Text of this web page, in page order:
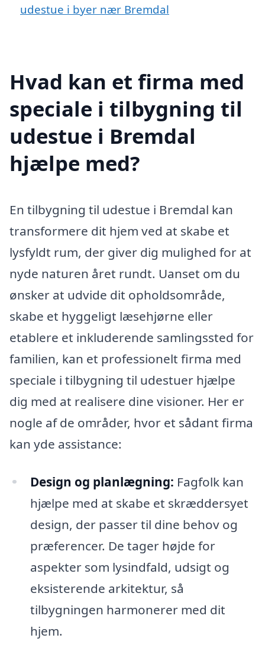
udestue i byer nær Bremdal
Hvad kan et firma med
speciale i tilbygning til
udestue i Bremdal
hjælpe med?
En tilbygning til udestue i Bremdal kan
transformere dit hjem ved at skabe et
lysfyldt rum, der giver dig mulighed for at
nyde naturen året rundt. Uanset om du
ønsker at udvide dit opholdsområde,
skabe et hyggeligt læsehjørne eller
etablere et inkluderende samlingssted for
familien, kan et professionelt firma med
speciale i tilbygning til udestuer hjælpe
dig med at realisere dine visioner. Her er
nogle af de områder, hvor et sådant firma
kan yde assistance:
Design og planlægning: Fagfolk kan
hjælpe med at skabe et skræddersyet
design, der passer til dine behov og
præferencer. De tager højde for
aspekter som lysindfald, udsigt og
eksisterende arkitektur, så
tilbygningen harmonerer med dit
hjem.